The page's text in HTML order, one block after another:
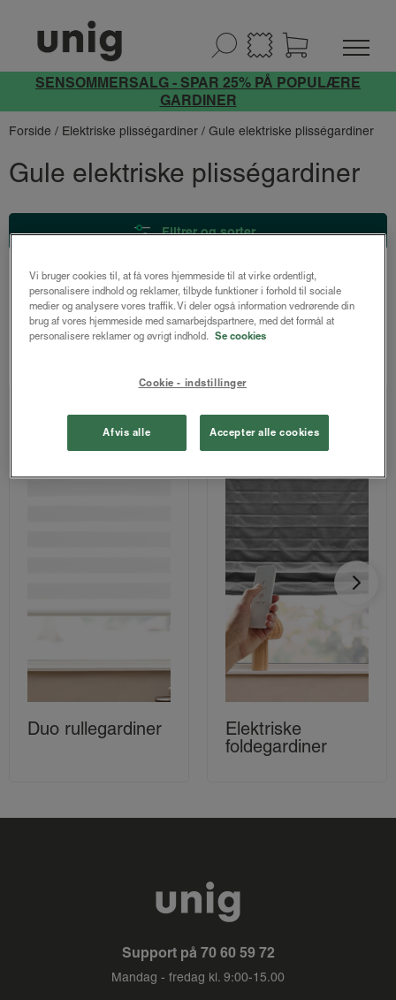
SENSOMMERSALG - SPAR 25% PÅ POPULÆRE
GARDINER
Forside / Elektriske plisségardiner / Gule elektriske plisségardiner
Gule elektriske plisségardiner
Filtrer og sorter
Udforsk vores andre gardiner
Duo rullegardiner
Elektriske
foldegardiner
Support på 70 60 59 72
Mandag - fredag kl. 9:00-15.00
Vi bruger cookies til, at få vores hjemmeside til at virke ordentligt,
personalisere indhold og reklamer, tilbyde funktioner i forhold til sociale
medier og analysere vores traffik. Vi deler også information vedrørende din
brug af vores hjemmeside med samarbejdspartnere, med det formål at
personalisere reklamer og øvrigt indhold. Se cookies
Cookie - indstillinger
Afvis alle Accepter alle cookies